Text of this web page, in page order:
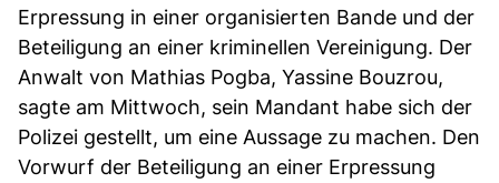
Erpressung in einer organisierten Bande und der
Beteiligung an einer kriminellen Vereinigung. Der
Anwalt von Mathias Pogba, Yassine Bouzrou,
sagte am Mittwoch, sein Mandant habe sich der
Polizei gestellt, um eine Aussage zu machen. Den
Vorwurf der Beteiligung an einer Erpressung